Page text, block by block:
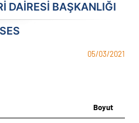
DAİRESİ BAŞKANLIĞI
05/03/2021
Boyut